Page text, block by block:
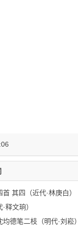
其四（近代·林庚白）
释文珦）
德笔二枝（明代·刘崧）